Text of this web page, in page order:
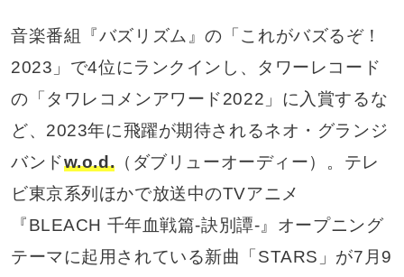
音楽番組『バズリズム』の「これがバズるぞ！
2023」で4位にランクインし、タワーレコード
の「タワレコメンアワード2022」に入賞するな
ど、2023年に飛躍が期待されるネオ・グランジ
バンドw.o.d. （ダブリューオーディー）。テレ
ビ東京系列ほかで放送中のTVアニメ
『BLEACH 千年血戦篇-訣別譚-』オープニング
テーマに起用されている新曲「STARS」が7月9